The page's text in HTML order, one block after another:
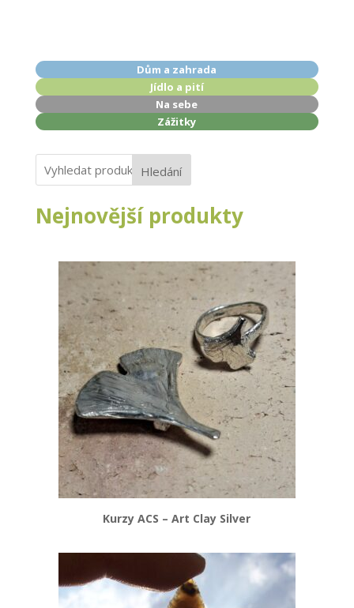
Dům a zahrada
Jídlo a pití
Na sebe
Zážitky
Hledání
Nejnovější produkty
Kurzy ACS – Art Clay Silver